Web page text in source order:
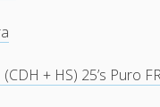
+ HS) 25’s Puro